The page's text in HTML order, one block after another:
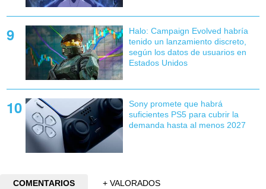
Halo: Campaign Evolved habría
tenido un lanzamiento discreto,
según los datos de usuarios en
Estados Unidos
Sony promete que habrá
suficientes PS5 para cubrir la
demanda hasta al menos 2027
COMENTARIOS
+ VALORADOS